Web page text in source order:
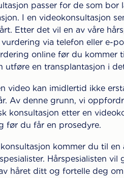
passer for de som
I en videokonsultasjon
Etter det vil en av våre
via telefon eller e-
online før du kommer
utføre en transplantasjon i
video kan imidlertid ikke
Av denne grunn, vi
konsultasjon etter en
før du får en prosedyre.
kommer du til
Hårspesialisten
håret ditt og fortelle deg